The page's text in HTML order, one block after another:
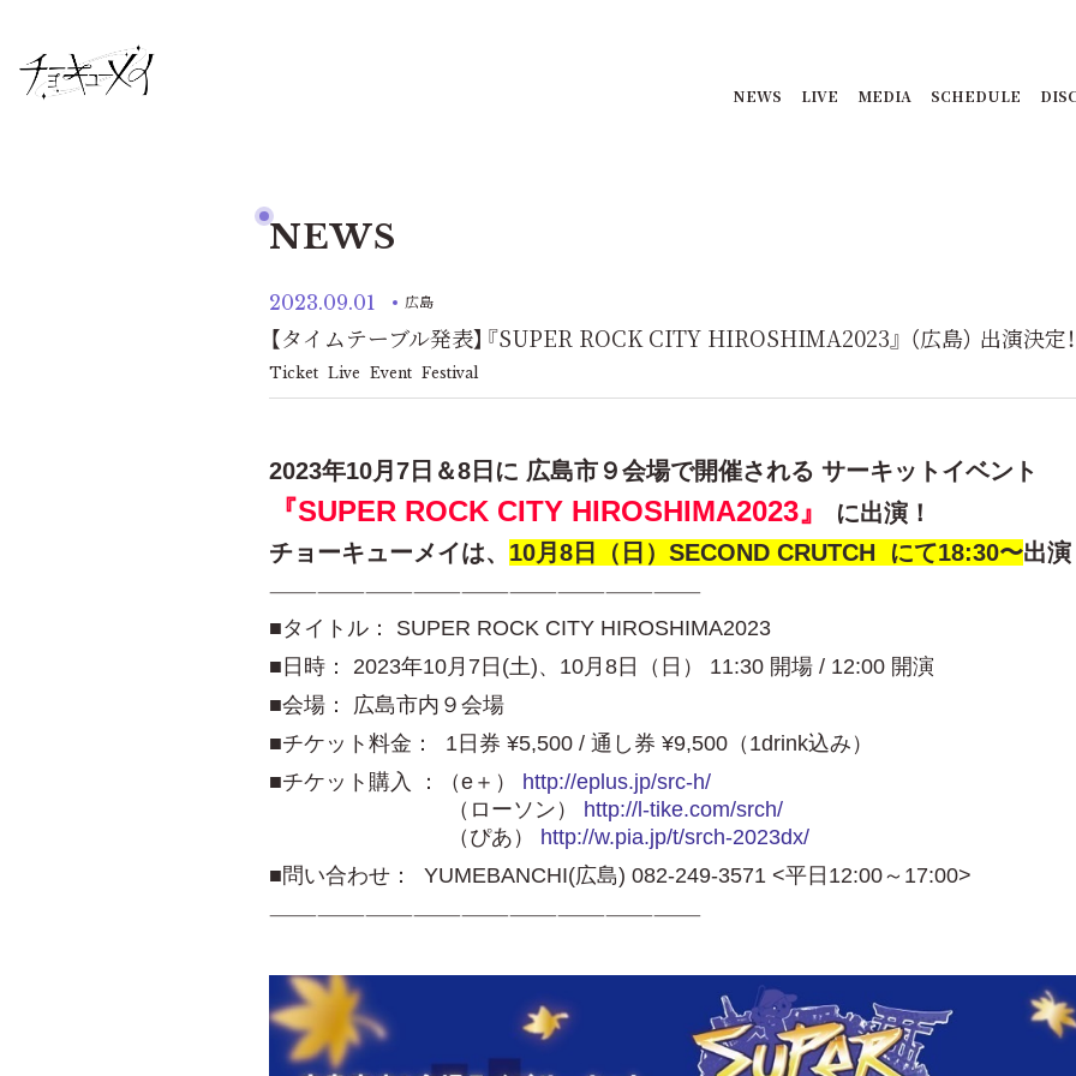
NEWS LIVE MEDIA SCHEDULE
NEWS
2023.09.01 広島
【タイムテーブル発表】『SUPER ROCK CITY HIROSHIMA2023』 （広島） 出演決定！
Ticket Live Event Festival
2023年10月7日＆8日に 広島市９会場で開催される サーキットイベント
『SUPER ROCK CITY HIROSHIMA2023』 に出演！
チョーキューメイは、 10月8日（日）SECOND CRUTCH にて18:30〜出
———————————————————————————
■タイトル： SUPER ROCK CITY HIROSHIMA2023
■日時： 2023年10月7日(土)、10月8日（日） 11:30 開場 / 12:00 開演
■会場： 広島市内９会場
■チケット料金： 1日券 ¥5,500 / 通し券 ¥9,500（1drink込み）
■チケット購入 ：（e＋） http://eplus.jp/src-h/
（ローソン） http://l-tike.com/srch/
（ぴあ） http://w.pia.jp/t/srch-2023dx/
■問い合わせ： YUMEBANCHI(広島) 082-249-3571 <平日12:00～17:00>
———————————————————————————